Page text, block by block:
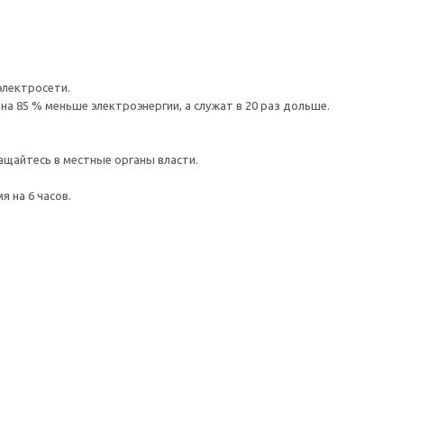
85 % меньше электроэнергии, а служат в 20 раз дольше.
в местные органы власти.
на 6 часов.